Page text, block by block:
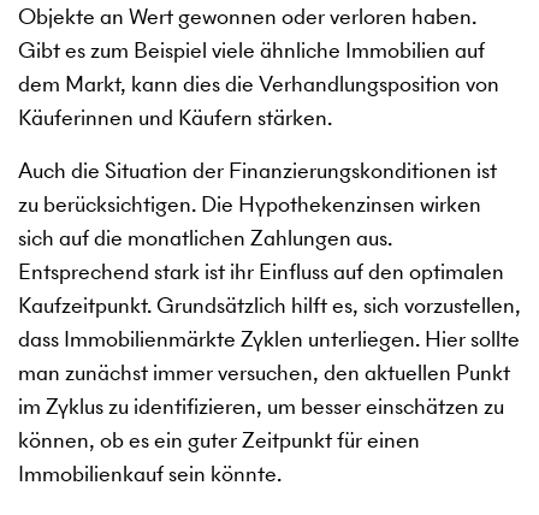
Objekte an Wert gewonnen oder verloren haben.
Gibt es zum Beispiel viele ähnliche Immobilien auf
dem Markt, kann dies die Verhandlungsposition von
Käuferinnen und Käufern stärken.
Auch die Situation der Finanzierungskonditionen ist
zu berücksichtigen. Die Hypothekenzinsen wirken
sich auf die monatlichen Zahlungen aus.
Entsprechend stark ist ihr Einfluss auf den optimalen
Kaufzeitpunkt. Grundsätzlich hilft es, sich vorzustellen,
dass Immobilienmärkte Zyklen unterliegen. Hier sollte
man zunächst immer versuchen, den aktuellen Punkt
im Zyklus zu identifizieren, um besser einschätzen zu
können, ob es ein guter Zeitpunkt für einen
Immobilienkauf sein könnte.